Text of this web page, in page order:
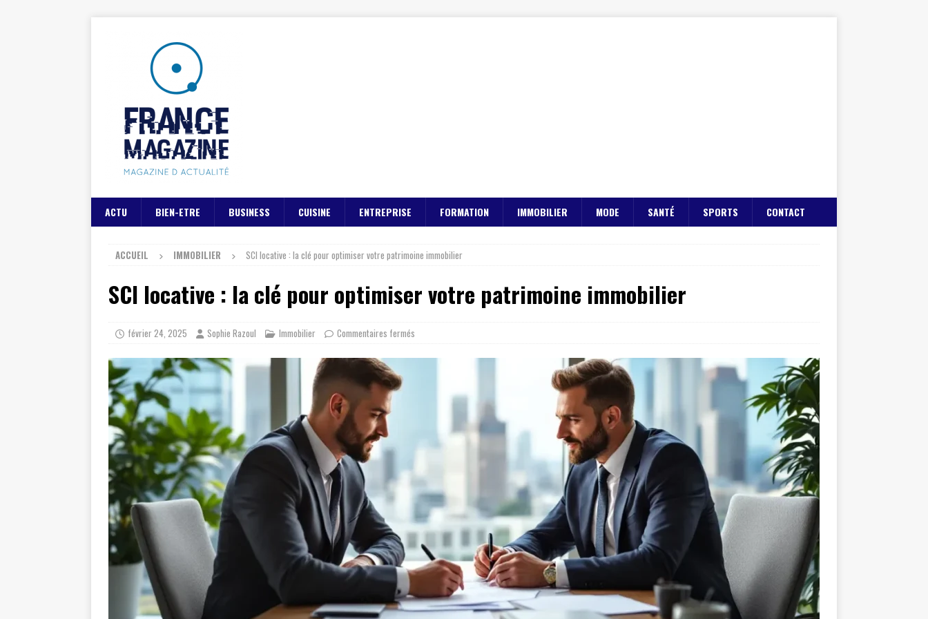
ACTU BIEN-ETRE BUSINESS CUISINE ENTREPRISE FORMATION IMMOBILIER MODE SANTÉ SPORTS CONTACT
ACCUEIL IMMOBILIER SCI locative : la clé pour optimiser votre patrimoine immobilier
SCI locative : la clé pour optimiser votre patrimoine immobilier
février 24, 2025 Sophie Razoul Immobilier Commentaires fermés